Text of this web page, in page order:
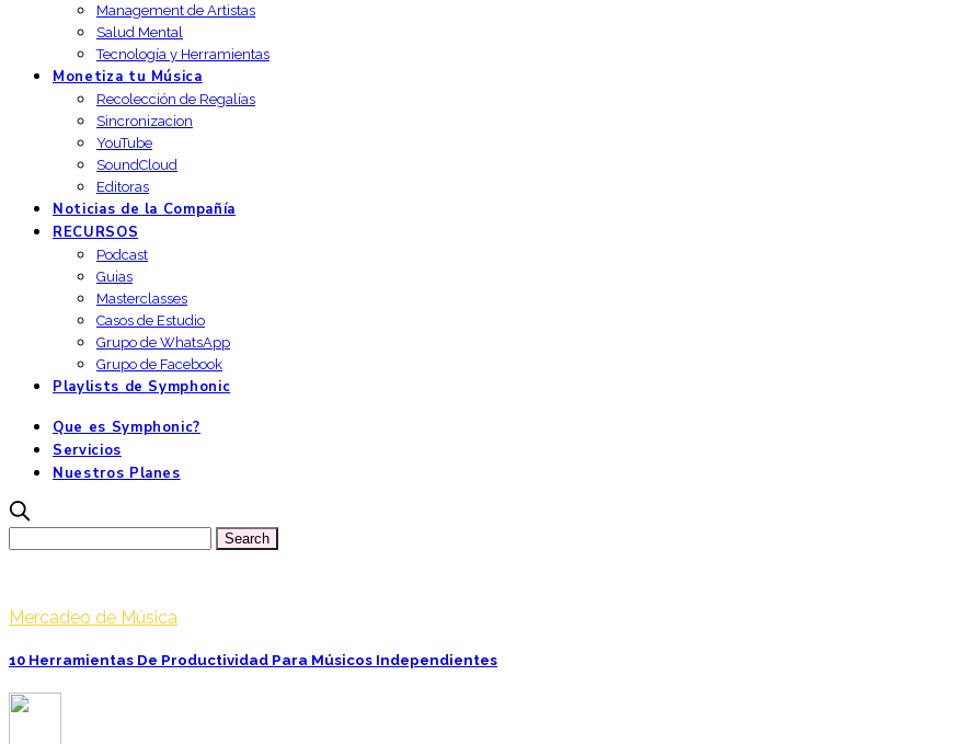
Management de Artistas
Salud Mental
Tecnología y Herramientas
Monetiza tu Música
Recolección de Regalías
Sincronizacion
YouTube
SoundCloud
Editoras
Noticias de la Compañía
RECURSOS
Podcast
Guias
Masterclasses
Casos de Estudio
Grupo de WhatsApp
Grupo de Facebook
Playlists de Symphonic
Que es Symphonic?
Servicios
Nuestros Planes
Mercadeo de Música
10 Herramientas De Productividad Para Músicos Independientes